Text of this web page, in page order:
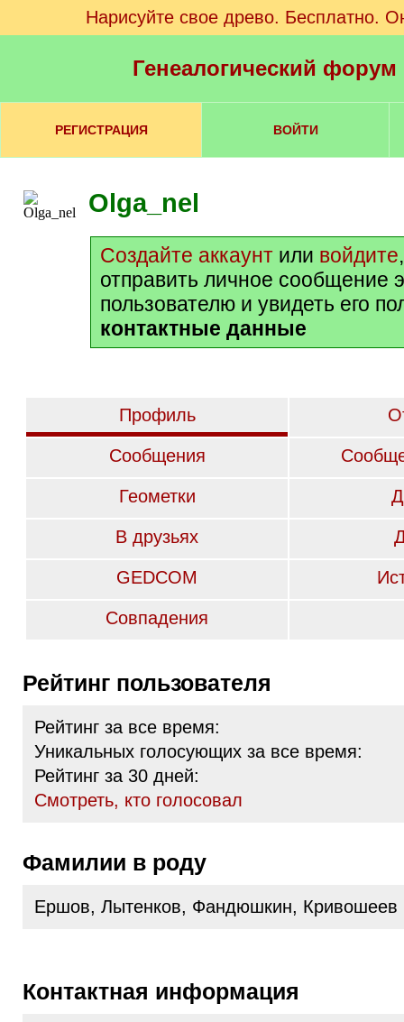
Нарисуйте свое древо. Бесплатно.
Генеалогический
РЕГИСТРАЦИЯ ВОЙТИ
Olga_nel
Создайте аккаунт или войдите
отправить личное сообщение
пользователю и увидеть его
контактные данные
Профиль
Сообщения
Геометки
В друзьях
GEDCOM
Совпадения
Рейтинг пользователя
Рейтинг за все время:
Уникальных голосующих за все время:
Рейтинг за 30 дней:
Cмотреть, кто голосовал
Фамилии в роду
Ершов, Лытенков, Фандюшкин, Кривошеев
Контактная информация